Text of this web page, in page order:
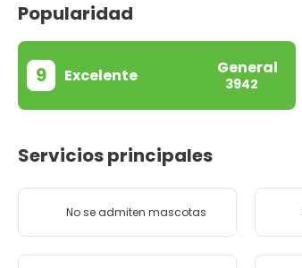
Popularidad
9 Excelente General
3942
Servicios principales
No se admiten mascotas